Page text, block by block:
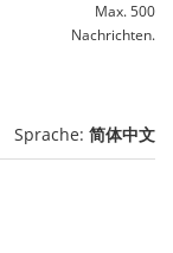
Max. 500
Nachrichten.
Sprache: 简体中文